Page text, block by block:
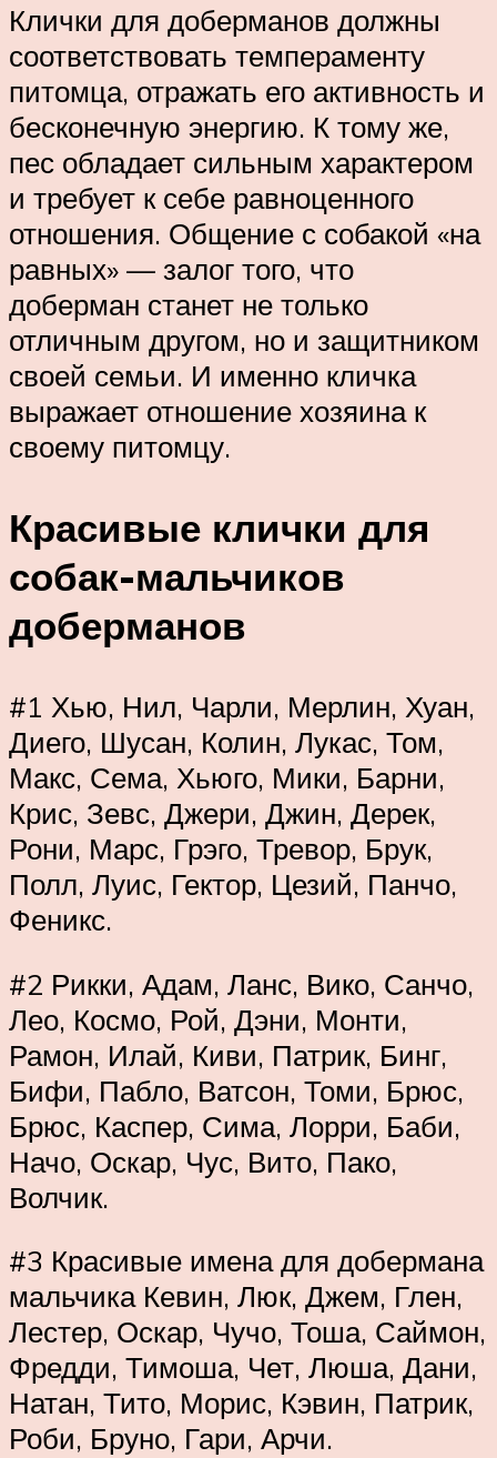
Клички для доберманов должны
соответствовать темпераменту
питомца, отражать его активность и
бесконечную энергию. К тому же,
пес обладает сильным характером
и требует к себе равноценного
отношения. Общение с собакой «на
равных» — залог того, что
доберман станет не только
отличным другом, но и защитником
своей семьи. И именно кличка
выражает отношение хозяина к
своему питомцу.
Красивые клички для
собак-мальчиков
доберманов
#1 Хью, Нил, Чарли, Мерлин, Хуан,
Диего, Шусан, Колин, Лукас, Том,
Макс, Сема, Хьюго, Мики, Барни,
Крис, Зевс, Джери, Джин, Дерек,
Рони, Марс, Грэго, Тревор, Брук,
Полл, Луис, Гектор, Цезий, Панчо,
Феникс.
#2 Рикки, Адам, Ланс, Вико, Санчо,
Лео, Космо, Рой, Дэни, Монти,
Рамон, Илай, Киви, Патрик, Бинг,
Бифи, Пабло, Ватсон, Томи, Брюс,
Брюс, Каспер, Сима, Лорри, Баби,
Начо, Оскар, Чус, Вито, Пако,
Волчик.
#3 Красивые имена для добермана
мальчика Кевин, Люк, Джем, Глен,
Лестер, Оскар, Чучо, Тоша, Саймон,
Фредди, Тимоша, Чет, Люша, Дани,
Натан, Тито, Морис, Кэвин, Патрик,
Роби, Бруно, Гари, Арчи.